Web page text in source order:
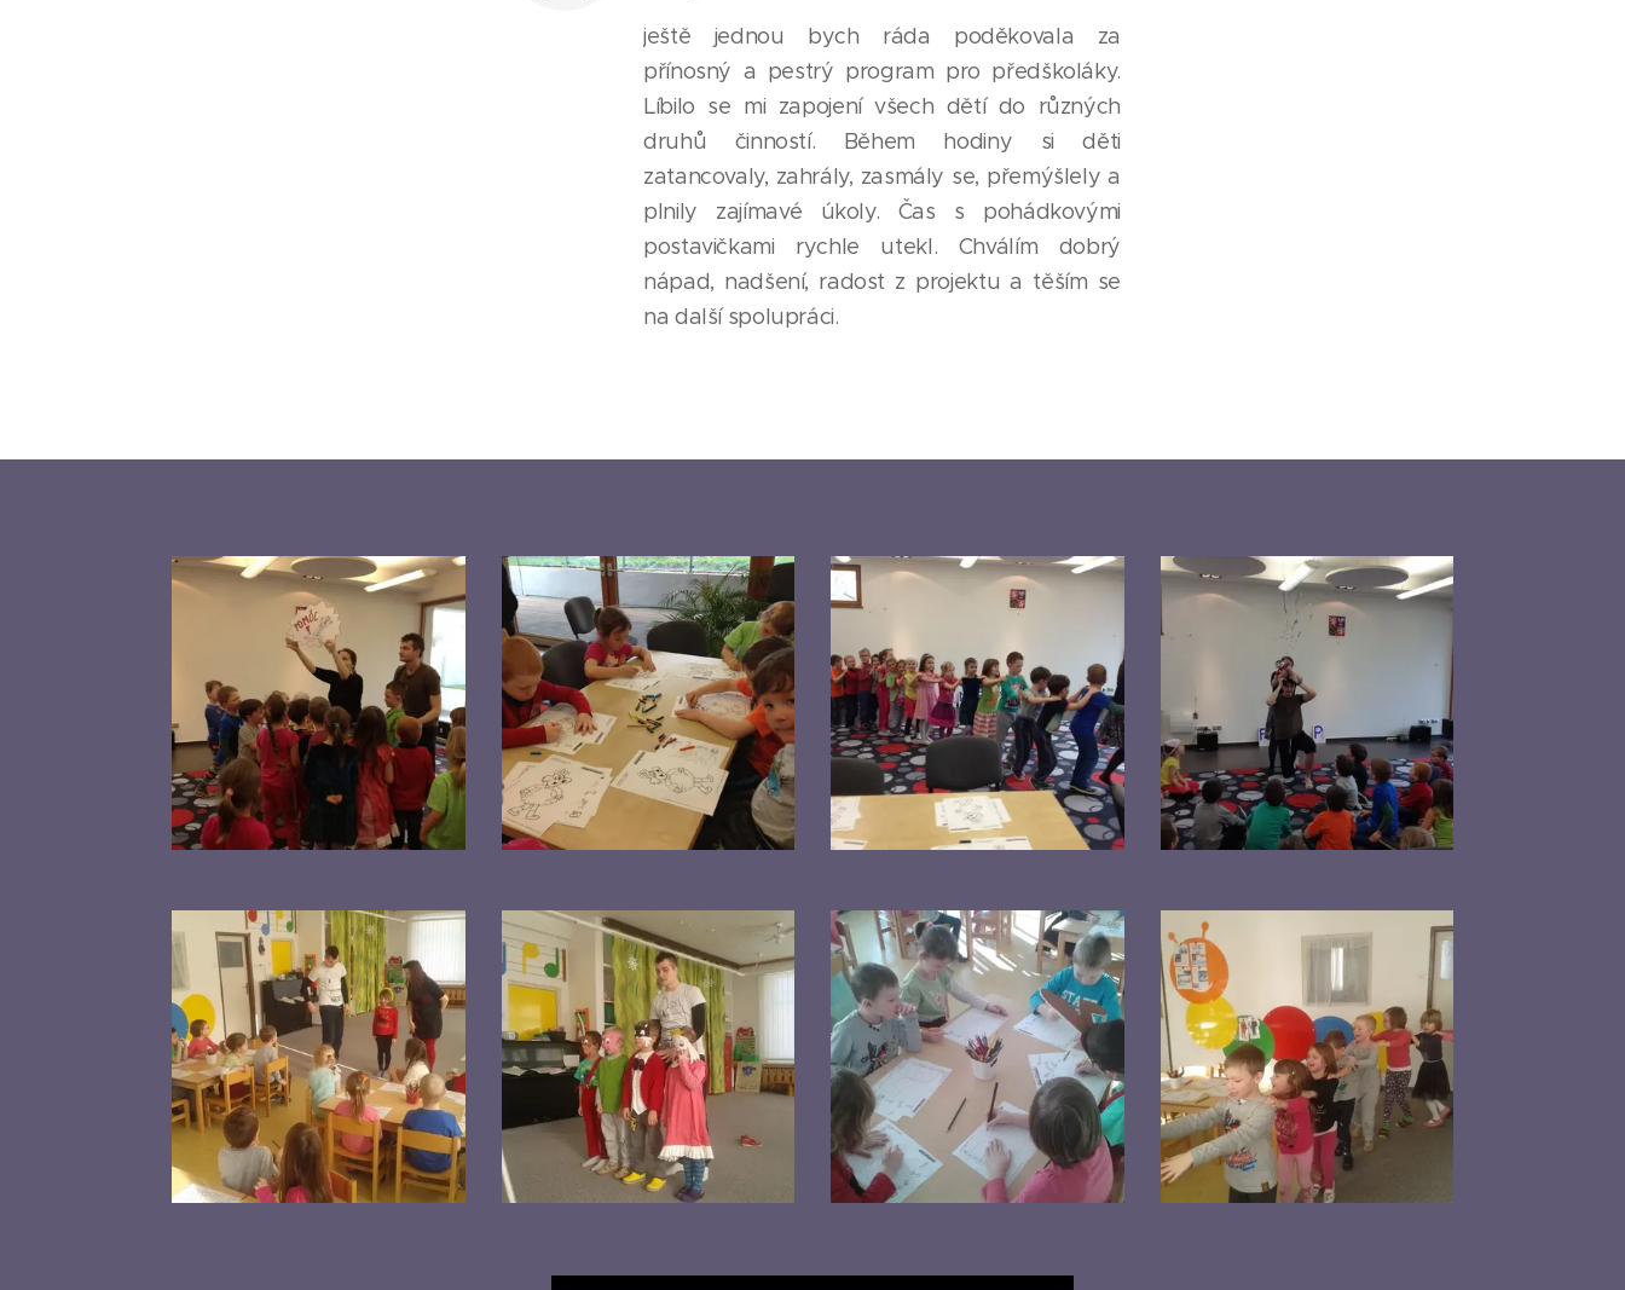
ještě jednou bych ráda poděkovala za
přínosný a pestrý program pro předškoláky.
Líbilo se mi zapojení všech dětí do různých
druhů činností. Během hodiny si děti
zatancovaly, zahrály, zasmály se, přemýšlely a
plnily zajímavé úkoly. Čas s pohádkovými
postavičkami rychle utekl. Chválím dobrý
nápad, nadšení, radost z projektu a těším se
na další spolupráci.